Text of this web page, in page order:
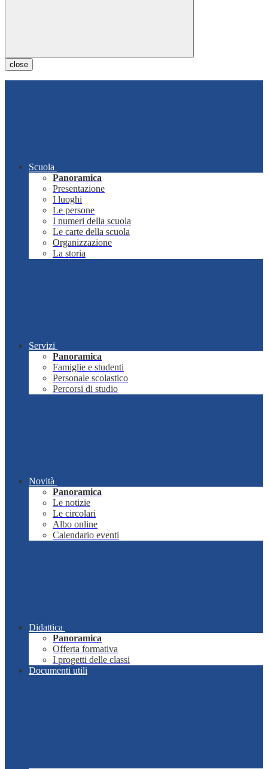
close
Scuola
Panoramica
Presentazione
I luoghi
Le persone
I numeri della scuola
Le carte della scuola
Organizzazione
La storia
Servizi
Panoramica
Famiglie e studenti
Personale scolastico
Percorsi di studio
Novità
Panoramica
Le notizie
Le circolari
Albo online
Calendario eventi
Didattica
Panoramica
Offerta formativa
I progetti delle classi
Documenti utili